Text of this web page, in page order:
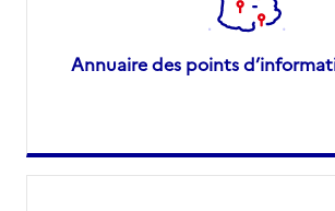
Annuaire des points